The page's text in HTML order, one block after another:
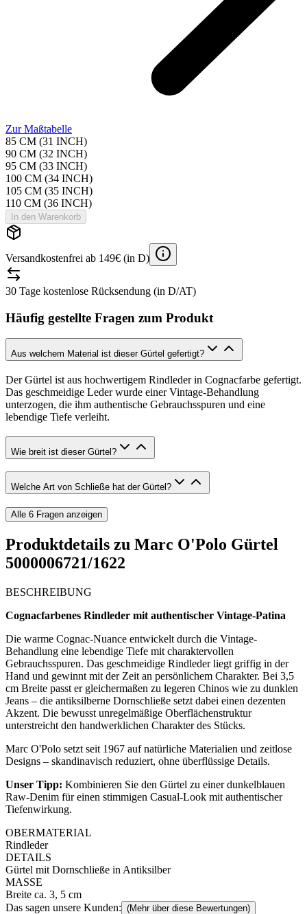
Zur Maßtabelle
85 CM (31 INCH)
90 CM (32 INCH)
95 CM (33 INCH)
100 CM (34 INCH)
105 CM (35 INCH)
110 CM (36 INCH)
In den Warenkorb
Versandkostenfrei ab 149€ (in D)
30 Tage kostenlose Rücksendung (in D/AT)
Häufig gestellte Fragen zum Produkt
Aus welchem Material ist dieser Gürtel gefertigt?
Der Gürtel ist aus hochwertigem Rindleder in Cognacfarbe gefertigt.
Das geschmeidige Leder wurde einer Vintage-Behandlung
unterzogen, die ihm authentische Gebrauchsspuren und eine
lebendige Tiefe verleiht.
Wie breit ist dieser Gürtel?
Welche Art von Schließe hat der Gürtel?
Alle 6 Fragen anzeigen
Produktdetails zu Marc O'Polo Gürtel
5000006721/1622
BESCHREIBUNG
Cognacfarbenes Rindleder mit authentischer Vintage-Patina
Die warme Cognac-Nuance entwickelt durch die Vintage-
Behandlung eine lebendige Tiefe mit charaktervollen
Gebrauchsspuren. Das geschmeidige Rindleder liegt griffig in der
Hand und gewinnt mit der Zeit an persönlichem Charakter. Bei 3,5
cm Breite passt er gleichermaßen zu legeren Chinos wie zu dunklen
Jeans – die antiksilberne Dornschließe setzt dabei einen dezenten
Akzent. Die bewusst unregelmäßige Oberflächenstruktur
unterstreicht den handwerklichen Charakter des Stücks.
Marc O'Polo setzt seit 1967 auf natürliche Materialien und zeitlose
Designs – skandinavisch reduziert, ohne überflüssige Details.
Unser Tipp: Kombinieren Sie den Gürtel zu einer dunkelblauen
Raw-Denim für einen stimmigen Casual-Look mit authentischer
Tiefenwirkung.
OBERMATERIAL
Rindleder
DETAILS
Gürtel mit Dornschließe in Antiksilber
MASSE
Breite ca. 3, 5 cm
Das sagen unsere Kunden: (Mehr über diese Bewertungen)